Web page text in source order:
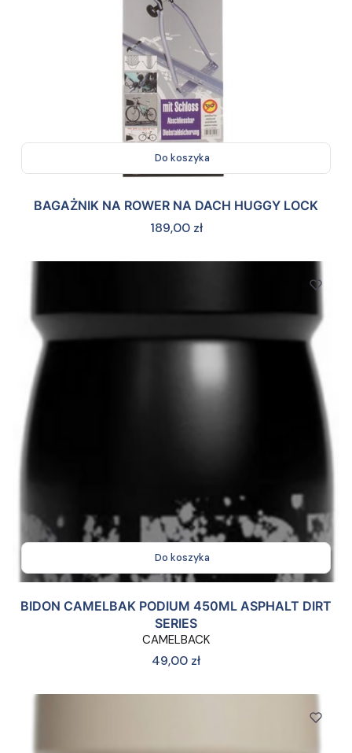
Do koszyka
BAGAŻNIK NA ROWER NA DACH HUGGY LOCK
Cena
189,00 zł
Do koszyka
BIDON CAMELBAK PODIUM 450ML ASPHALT DIRT
SERIES
CAMELBACK
Cena
49,00 zł